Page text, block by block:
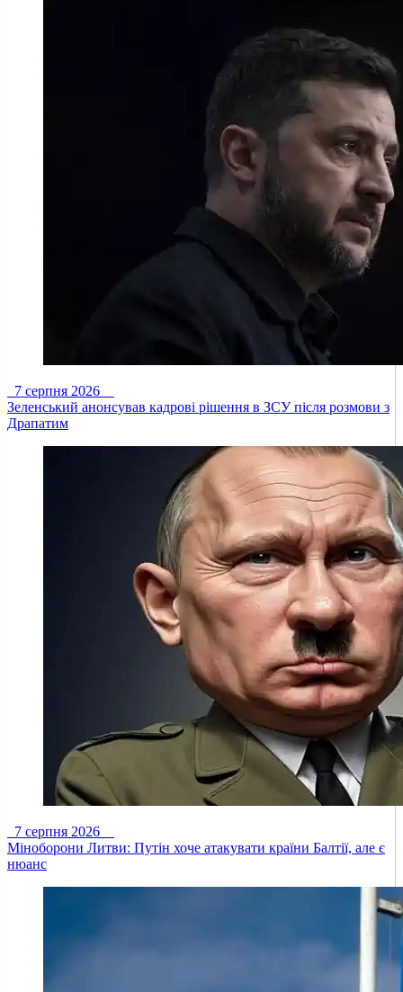
7 серпня 2026
Зеленський анонсував кадрові рішення в ЗСУ після розмови з
Драпатим
7 серпня 2026
Міноборони Литви: Путін хоче атакувати країни Балтії, але є
нюанс